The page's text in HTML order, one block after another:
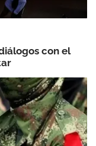
con el